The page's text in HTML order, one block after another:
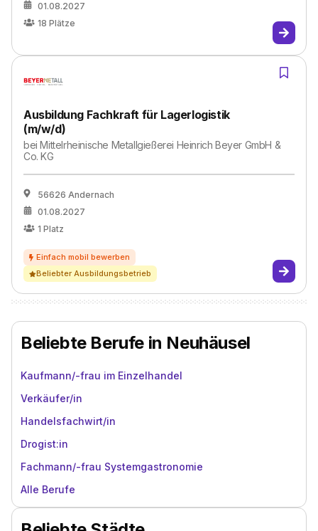
01.08.2027
18 Plätze
Ausbildung Fachkraft für Lagerlogistik
(m/w/d)
beiMittelrheinische Metallgießerei Heinrich Beyer GmbH &
Co. KG
56626 Andernach
01.08.2027
1 Platz
Beliebter Ausbildungsbetrieb
Beliebte Berufe in Neuhäusel
Kaufmann/-frau im Einzelhandel
Verkäufer/in
Handelsfachwirt/in
Drogist:in
Fachmann/-frau Systemgastronomie
Alle Berufe